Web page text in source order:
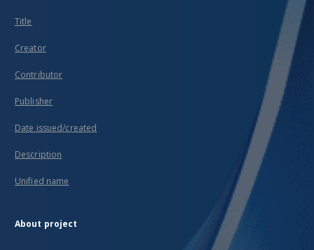
Title
Creator
Contributor
Publisher
Date issued/created
Description
Unified name
About project